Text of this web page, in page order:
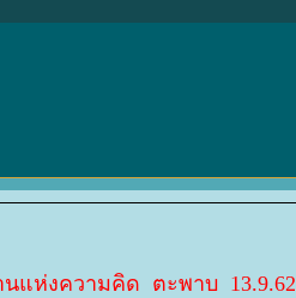
แห่งความคิด ตะพาบ 13.9.62